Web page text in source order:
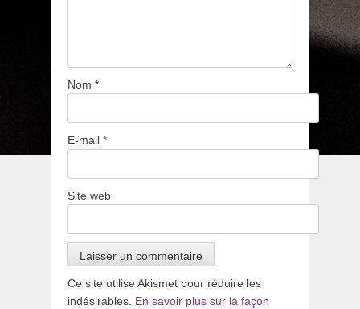
Nom *
E-mail *
Site web
Ce site utilise Akismet pour réduire les
indésirables. En savoir plus sur la façon